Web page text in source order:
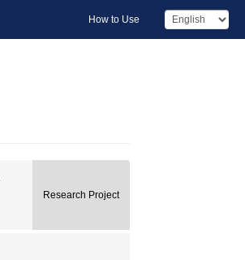
How to Use
Research Project